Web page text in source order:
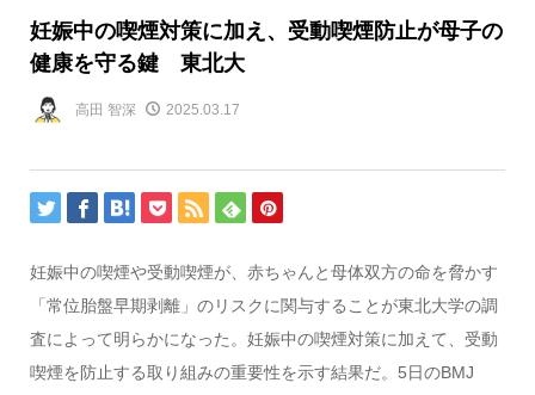
妊娠中の喫煙対策に加え、受動喫煙防止が母子の
健康を守る鍵 東北大
高田 智深 2025.03.17
妊娠中の喫煙や受動喫煙が、赤ちゃんと母体双方の命を脅かす
「常位胎盤早期剥離」のリスクに関与することが東北大学の調
査によって明らかになった。妊娠中の喫煙対策に加えて、受動
喫煙を防止する取り組みの重要性を示す結果だ。5日のBMJ